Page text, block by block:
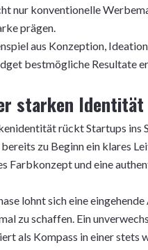
nur konventionelle
prägen.
aus Konzeption,
bestmögliche Resultate
starken Identität
rückt Startups ins
zu Beginn ein klares
Farbkonzept und eine
lohnt sich eine
zu schaffen. Ein
als Kompass in einer stets